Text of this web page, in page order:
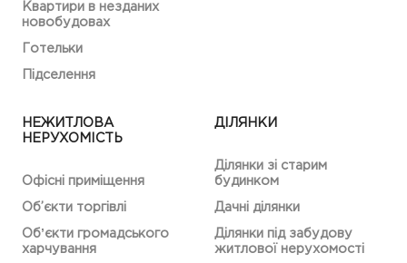
Квартири в незданих
новобудовах
Готельки
Підселення
НЕЖИТЛОВА
НЕРУХОМІСТЬ
Офісні приміщення
Об’єкти торгівлі
Обʼєкти громадського
харчування
ДІЛЯНКИ
Ділянки зі старим
будинком
Дачні ділянки
Ділянки під забудову
житлової нерухомості